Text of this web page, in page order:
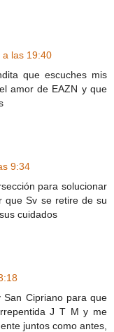
las 19:40
que escuches mis
amor de EAZN y que
9:34
para solucionar
que Sv se retire de su
cuidados
San Cipriano para que
J T M y me
juntos como antes,